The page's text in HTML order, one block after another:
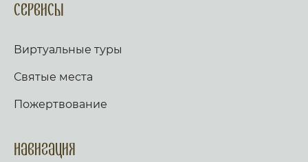
Сервисы
Виртуальные туры
Святые места
Пожертвование
Навигация